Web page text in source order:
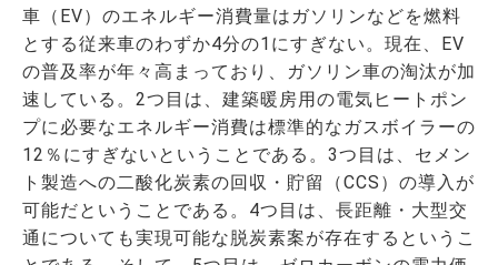
車（EV）のエネルギー消費量はガソリンなどを燃料
とする従来車のわずか4分の1にすぎない。現在、EV
の普及率が年々高まっており、ガソリン車の淘汰が加
速している。2つ目は、建築暖房用の電気ヒートポン
プに必要なエネルギー消費は標準的なガスボイラーの
12％にすぎないということである。3つ目は、セメン
ト製造への二酸化炭素の回収・貯留（CCS）の導入が
可能だということである。4つ目は、長距離・大型交
通についても実現可能な脱炭素案が存在するというこ